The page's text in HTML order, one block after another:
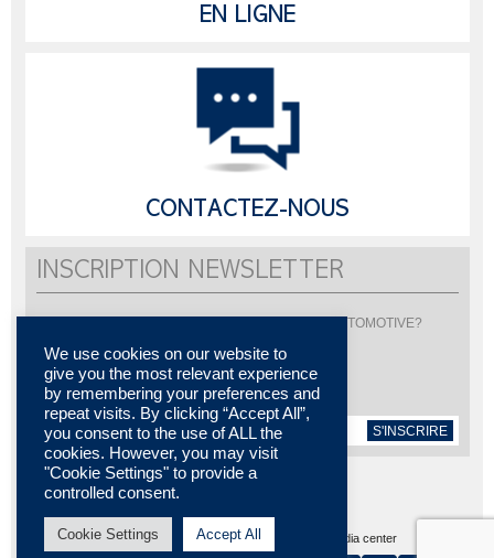
EN LIGNE
CONTACTEZ-NOUS
INSCRIPTION NEWSLETTER
Vous souhaitez être informé de l'actualité de LISI AUTOMOTIVE?
Inscrivez-vous pour recevoir notre newsletter
S'INSCRIRE
Plan du site MENTIONS LÉGALES Contactez-nous
Media center
We use cookies on our website to
give you the most relevant experience
by remembering your preferences and
repeat visits. By clicking “Accept All”,
you consent to the use of ALL the
cookies. However, you may visit
"Cookie Settings" to provide a
controlled consent.
Cookie Settings Accept All